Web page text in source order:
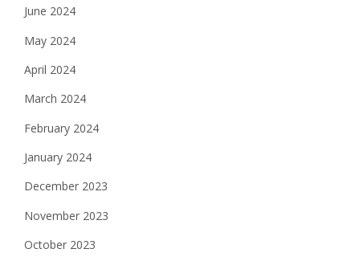
June 2024
May 2024
April 2024
March 2024
February 2024
January 2024
December 2023
November 2023
October 2023